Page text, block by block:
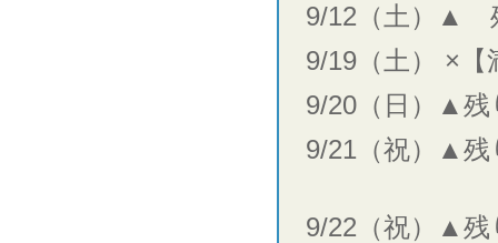
9/12（土）▲
9/19（土） ×【
9/20（日）▲残
9/21（祝）▲残
9/22（祝）▲残